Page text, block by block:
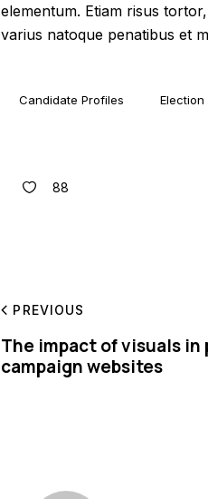
elementum. Etiam risus
varius natoque penatibus et
Candidate Profiles Election
88
PREVIOUS
The impact of visuals
campaign websites